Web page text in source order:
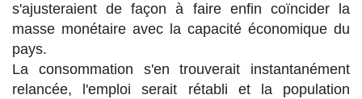
s'ajusteraient de façon à faire enfin coïncider la
masse monétaire avec la capacité économique du
pays.
La consommation s'en trouverait instantanément
relancée, l'emploi serait rétabli et la population